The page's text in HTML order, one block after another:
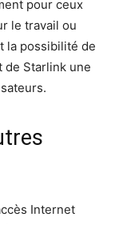
pour ceux
le travail ou
la possibilité de
de Starlink une
Internet